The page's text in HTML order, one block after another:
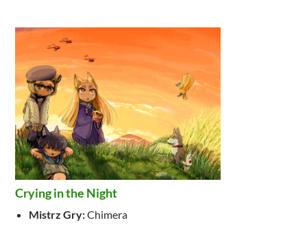
Crying in the Night
Mistrz Gry:Chimera